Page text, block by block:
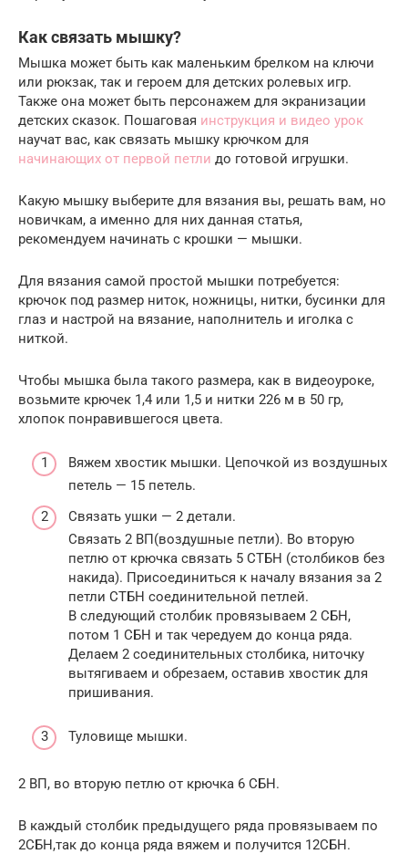
Как связать мышку?
Мышка может быть как маленьким брелком на ключи
или рюкзак, так и героем для детских ролевых игр.
Также она может быть персонажем для экранизации
детских сказок. Пошаговая инструкция и видео урок
научат вас, как связать мышку крючком для
начинающих от первой петли до готовой игрушки.
Какую мышку выберите для вязания вы, решать вам, но
новичкам, а именно для них данная статья,
рекомендуем начинать с крошки — мышки.
Для вязания самой простой мышки потребуется:
крючок под размер ниток, ножницы, нитки, бусинки для
глаз и настрой на вязание, наполнитель и иголка с
ниткой.
Чтобы мышка была такого размера, как в видеоуроке,
возьмите крючек 1,4 или 1,5 и нитки 226 м в 50 гр,
хлопок понравившегося цвета.
Вяжем хвостик мышки. Цепочкой из воздушных
петель — 15 петель.
Связать ушки — 2 детали.
Связать 2 ВП(воздушные петли). Во вторую
петлю от крючка связать 5 СТБН (столбиков без
накида). Присоединиться к началу вязания за 2
петли СТБН соединительной петлей.
В следующий столбик провязываем 2 СБН,
потом 1 СБН и так чередуем до конца ряда.
Делаем 2 соединительных столбика, ниточку
вытягиваем и обрезаем, оставив хвостик для
пришивания.
Туловище мышки.
2 ВП, во вторую петлю от крючка 6 СБН.
В каждый столбик предыдущего ряда провязываем по
2СБН,так до конца ряда вяжем и получится 12СБН.